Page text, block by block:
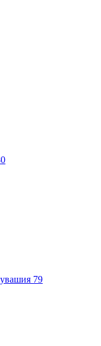
79